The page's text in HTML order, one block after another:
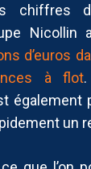
chiffres
Nicollin
d’euros
à flot
également
un